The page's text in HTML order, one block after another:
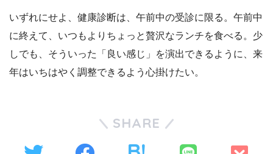
いずれにせよ、健康診断は、午前中の受診に限る。午前中
に終えて、いつもよりちょっと贅沢なランチを食べる。少
しでも、そういった「良い感じ」を演出できるように、来
年はいちはやく調整できるよう心掛けたい。
SHARE